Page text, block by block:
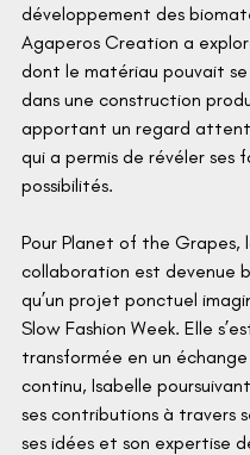
développement des
Agaperos Creation a
dont le matériau pouvait
dans une construction
apportant un regard
qui a permis de révéler ses
possibilités.
Pour Planet of the Grapes,
collaboration est devenue
qu’un projet ponctuel
Slow Fashion Week. Elle
transformée en un
continu, Isabelle
ses contributions à travers
ses idées et son expertise